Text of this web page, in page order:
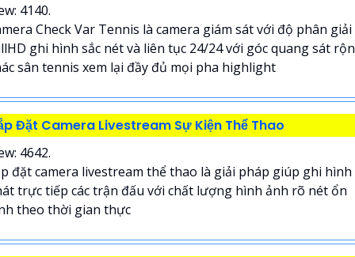
4140.
Check Var Tennis là camera giám sát với độ phân giải
ghi hình sắc nét và liên tục 24/24 với góc quang sát
sân tennis xem lại đầy đủ mọi pha highlight
Đặt Camera Livestream Sự Kiện Thể Thao
4642.
đặt camera livestream thể thao là giải pháp giúp ghi hình
trực tiếp các trận đấu với chất lượng hình ảnh rõ nét ổn
theo thời gian thực